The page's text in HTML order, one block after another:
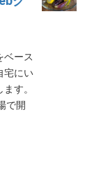
ベース
宅にい
す。
で開